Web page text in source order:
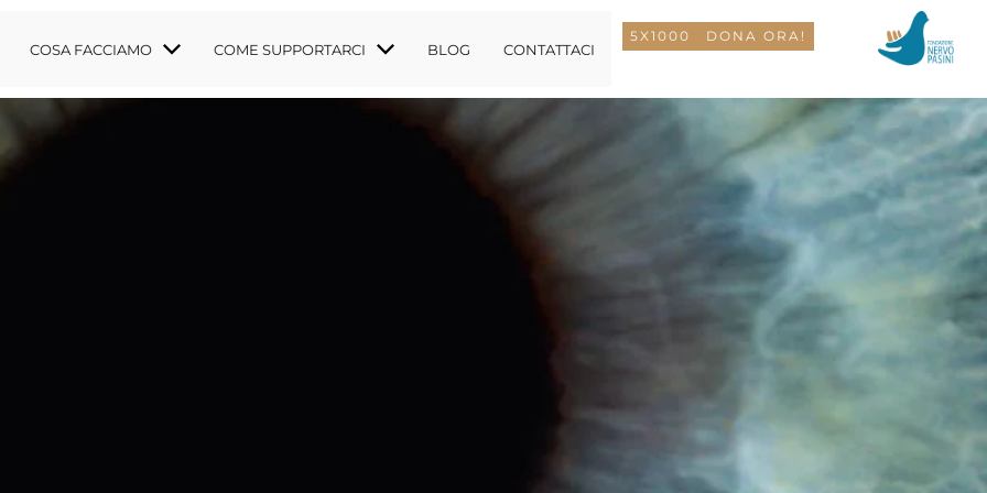
COSA FACCIAMO COME SUPPORTARCI BLOG CONTATTACI
5X1000 DONA ORA!